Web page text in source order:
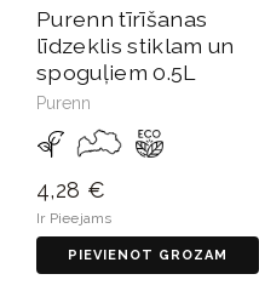
Purenn tīrīšanas
līdzeklis stiklam un
spoguļiem 0.5L
Purenn
4,28 €
Ir Pieejams
PIEVIENOT GROZAM